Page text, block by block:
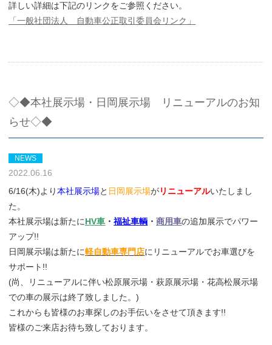
詳しい詳細は下記のリンクをご参照ください。
「一般社団法人 自動車公正取引委員会リンク」
◇◆本社展示場・日岡展示場 リニューアルのお知
らせ◇◆
NEWS
2022.06.16
6/16(木)より本社展示場と 日岡展示場がリニューアルいたしまし
た。
本社展示場は新たにHV車 ・福祉車輌 ・商用車の追加展示でパワー
アップ!!
日岡展示場は新たに軽自動車専門店にリニューアルでお車選びを
サポート!!
(尚、リニューアルに伴い松原展示場・萩原展示場・花高松展示場
での車の展示は終了致しました。)
これからも皆様のお車探しのお手伝いをさせて頂きます!!
皆様のご来店お待ち致しております。